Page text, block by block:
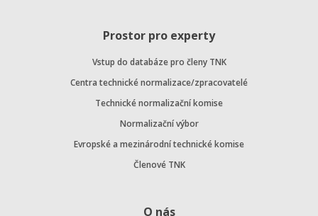
Prostor pro experty
Vstup do databáze pro členy TNK
Centra technické normalizace/zpracovatelé
Technické normalizační komise
Normalizační výbor
Evropské a mezinárodní technické komise
Členové TNK
O nás